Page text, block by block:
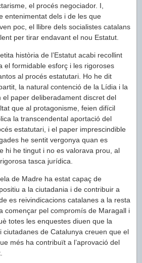
el procés negociador. I,
entenimentat dels i de les que
poc, el llibre dels socialistes catalans
per tirar endavant el nou Estatut.
història de l’Estatut acabi recollint
el formidable esforç i les rigoroses
al procés estatutari. Ho he dit
la natural contenció de la Lídia i la
el paper deliberadament discret del
que al protagonisme, feien difícil
la transcendental aportació del
estatutari, i el paper imprescindible
he sentit vergonya quan es
hi he tingut i no es valorava prou, al
tasca jurídica.
de Madre ha estat capaç de
a la ciutadania i de contribuir a
es reivindicacions catalanes a la resta
començar pel compromís de Maragall i
totes les enquestes diuen que la
ciutadanes de Catalunya creuen que el
més ha contribuït a l’aprovació del